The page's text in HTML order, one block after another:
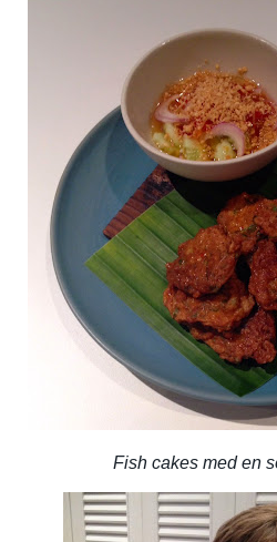
Fish cakes med en